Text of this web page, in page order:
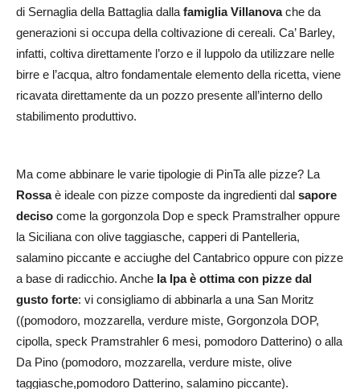
di Sernaglia della Battaglia dalla famiglia Villanovache da
generazioni si occupa della coltivazione di cereali. Ca’ Barley,
infatti, coltiva direttamente l’orzo e il luppolo da utilizzare nelle
birre e l’acqua, altro fondamentale elemento della ricetta, viene
ricavata direttamente da un pozzo presente all’interno dello
stabilimento produttivo.
Ma come abbinare le varie tipologie di PinTa alle pizze? La
Rossaè ideale con pizze composte da ingredienti dal sapore
deciso come la gorgonzola Dop e speck Pramstralher oppure
la Siciliana con olive taggiasche, capperi di Pantelleria,
salamino piccante e acciughe del Cantabrico oppure con pizze
a base di radicchio. Anche la Ipa è ottima con pizze dal
gusto forte: vi consigliamo di abbinarla a una San Moritz
((pomodoro, mozzarella, verdure miste, Gorgonzola DOP,
cipolla, speck Pramstrahler 6 mesi, pomodoro Datterino) o alla
Da Pino (pomodoro, mozzarella, verdure miste, olive
taggiasche,pomodoro Datterino, salamino piccante).